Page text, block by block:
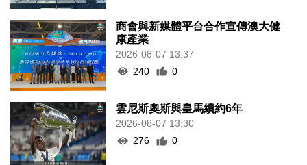
商會與新媒體平台合作宣傳澳大健
康產業
2026-08-07 13:37
240
0
雲尼斯奧斯與皇馬續約6年
2026-08-07 13:30
276
0